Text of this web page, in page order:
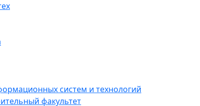
систем и технологий
факультет